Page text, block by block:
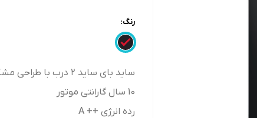
رنگ:
ساید بای ساید ۲ درب با طراحی مشکی آینه ای - ظرفیت کل 555 لیتر
10 سال گارانتی موتور
رده انرژی ++ A